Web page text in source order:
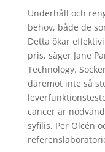
Underhåll och
behov, både de
Detta ökar
pris, säger Jane
Technology.
däremot inte så
cancer är
syfilis, Per Olcén